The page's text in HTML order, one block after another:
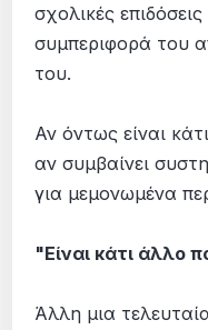
σχολικές
συμπεριφορά του
του.
Αν όντως είναι
αν συμβαίνει
για μεμονωμένα
"Είναι κάτι άλλο
Άλλη μια